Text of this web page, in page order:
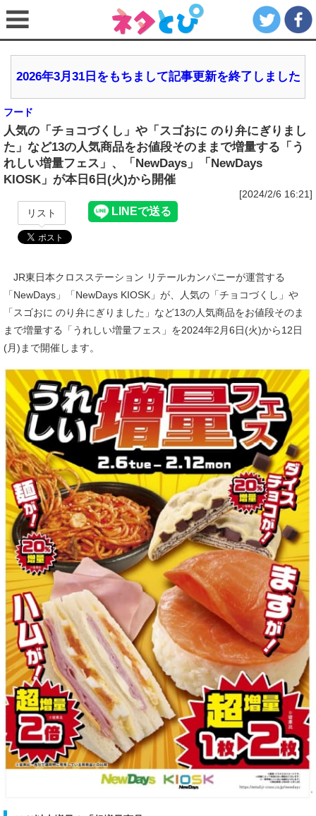
2026年3月31日をもちまして記事更新を終了しました
フード
人気の「チョコづくし」や「スゴおに のり弁にぎりまし
た」など13の人気商品をお値段そのままで増量する「う
れしい増量フェス」、「NewDays」「NewDays
KIOSK」が本日6日(火)から開催
[2024/2/6 16:21]
リスト
JR東日本クロスステーション リテールカンパニーが運営する
「NewDays」「NewDays KIOSK」が、人気の「チョコづくし」や
「スゴおに のり弁にぎりました」など13の人気商品をお値段そのま
まで増量する「うれしい増量フェス」を2024年2月6日(火)から12日
(月)まで開催します。